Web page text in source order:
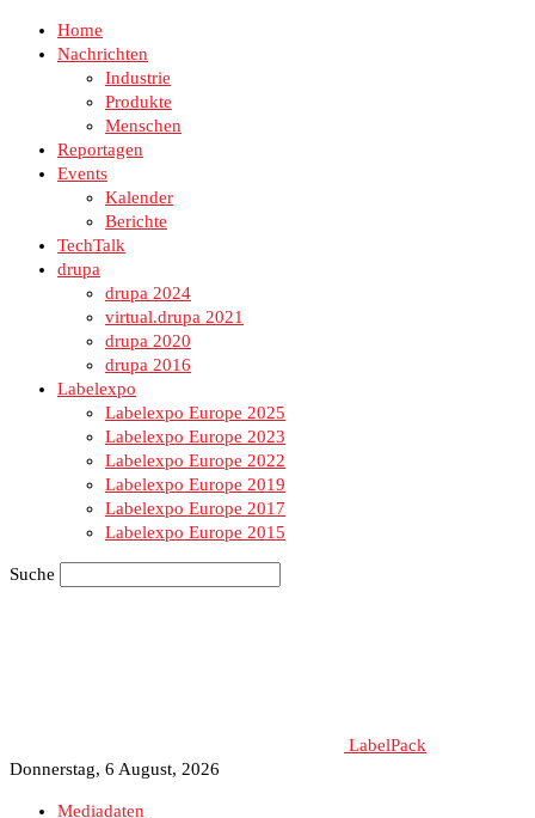
Home
Nachrichten
Industrie
Produkte
Menschen
Reportagen
Events
Kalender
Berichte
TechTalk
drupa
drupa 2024
virtual.drupa 2021
drupa 2020
drupa 2016
Labelexpo
Labelexpo Europe 2025
Labelexpo Europe 2023
Labelexpo Europe 2022
Labelexpo Europe 2019
Labelexpo Europe 2017
Labelexpo Europe 2015
Suche
LabelPack
Donnerstag, 6 August, 2026
Mediadaten